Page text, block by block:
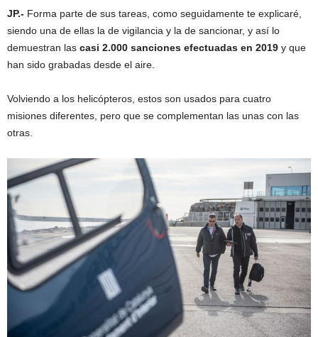
JP.- Forma parte de sus tareas, como seguidamente te explicaré,
siendo una de ellas la de vigilancia y la de sancionar, y así lo
demuestran las casi 2.000 sanciones efectuadas en 2019 y que
han sido grabadas desde el aire.
Volviendo a los helicópteros, estos son usados para cuatro
misiones diferentes, pero que se complementan las unas con las
otras.